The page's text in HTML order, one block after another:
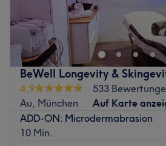
Zurück zur
BeWell Longevity &
4,9
533
Au, München
Auf Karte
ADD-ON: Microdermabrasion
10 Min.